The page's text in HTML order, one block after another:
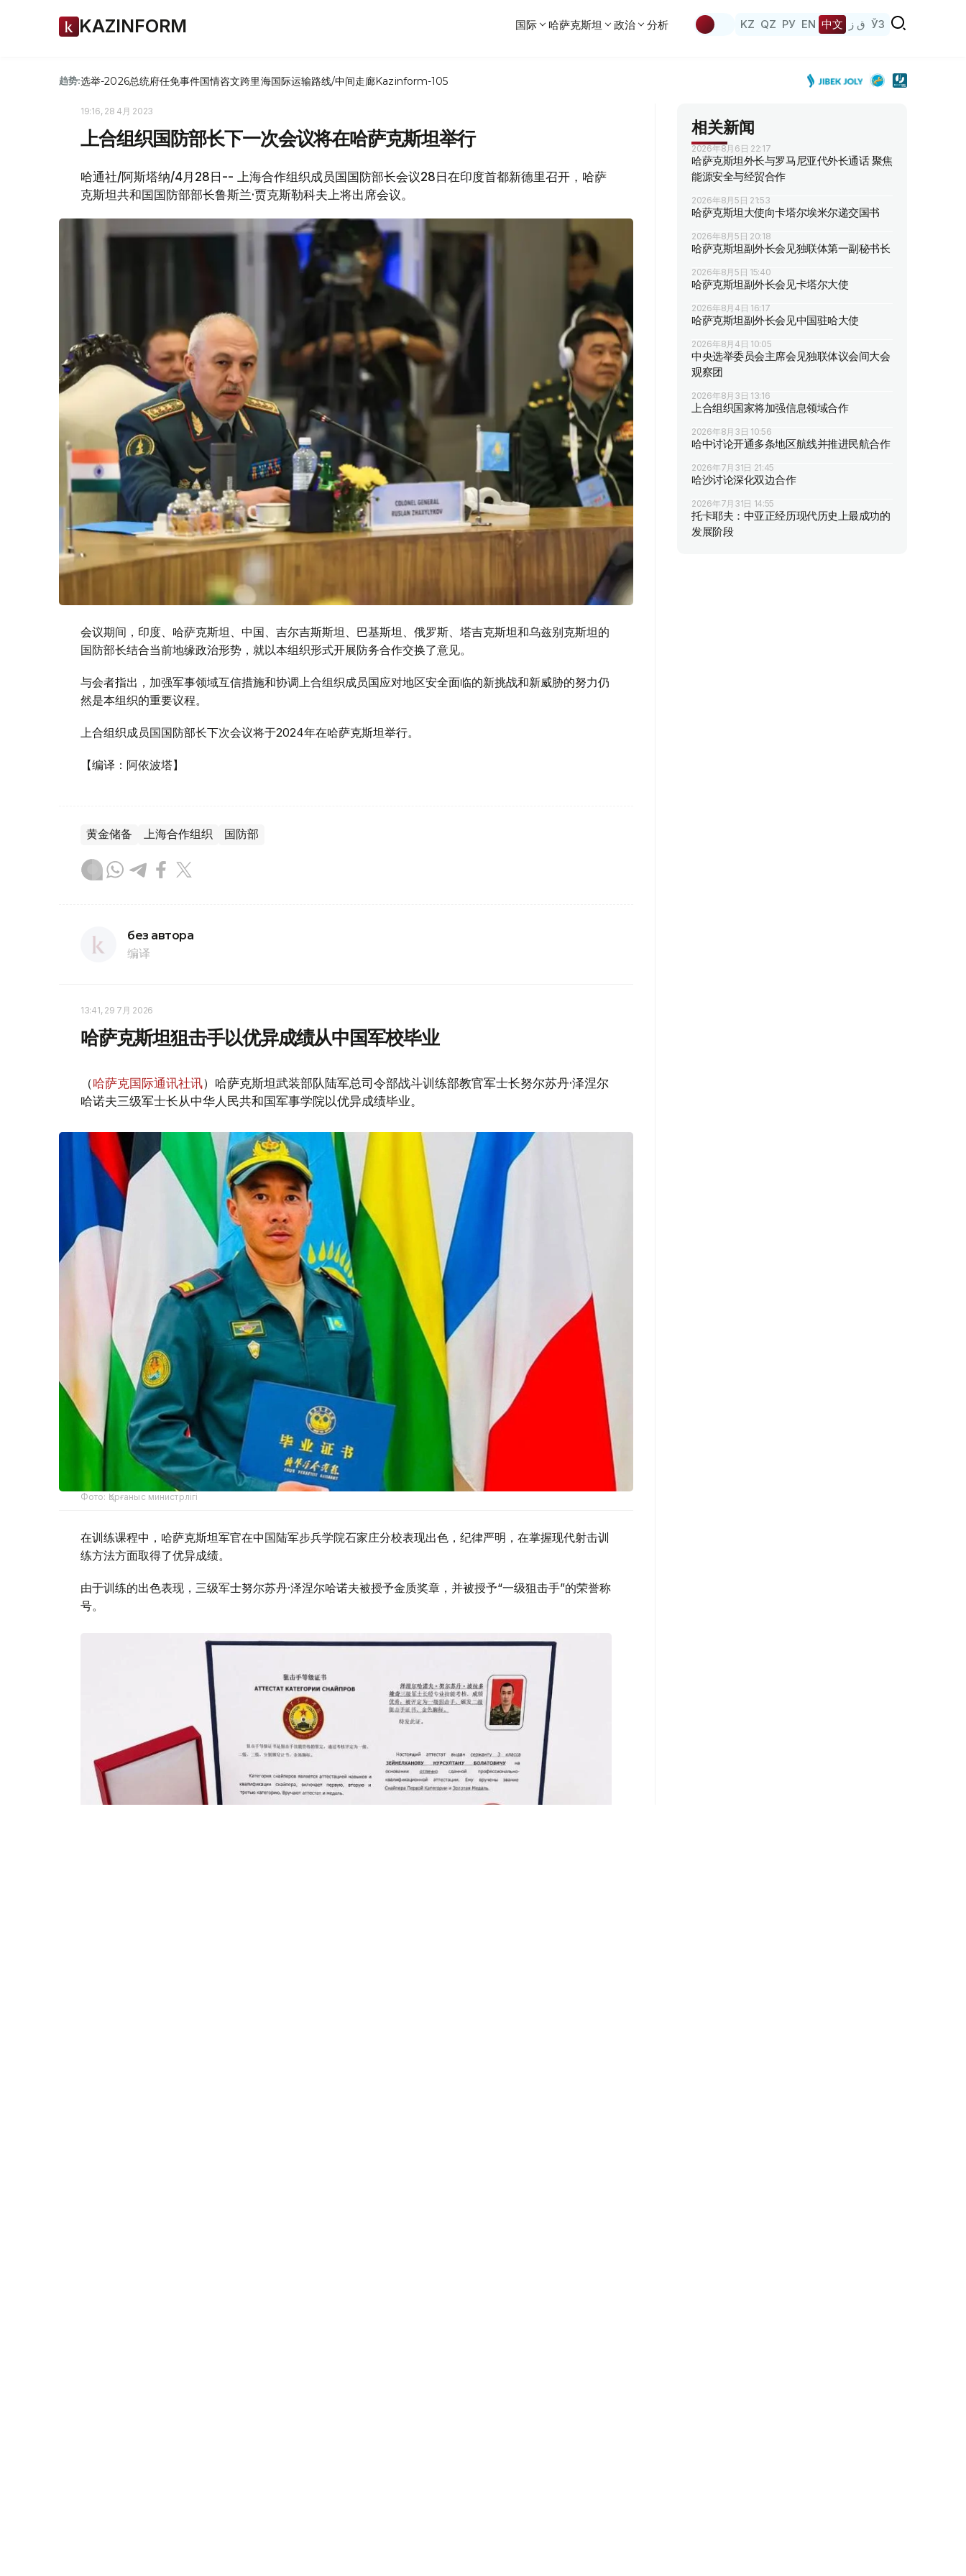
KAZINFORM 国际 哈萨克斯坦 政治 分析 KZ QZ РУ EN 中文 ق ز ЎЗ
趋势:选举-2026总统府任免事件国情咨文跨里海国际运输路线/中间走廊Kazinform-105
19:16, 28 4月 2023
上合组织国防部长下一次会议将在哈萨克斯坦举行
哈通社/阿斯塔纳/4月28日-- 上海合作组织成员国国防部长会议28日在印度首都新德里召开，哈萨
克斯坦共和国国防部部长鲁斯兰·贾克斯勒科夫上将出席会议。
会议期间，印度、哈萨克斯坦、中国、吉尔吉斯斯坦、巴基斯坦、俄罗斯、塔吉克斯坦和乌兹别克斯坦的
国防部长结合当前地缘政治形势，就以本组织形式开展防务合作交换了意见。
与会者指出，加强军事领域互信措施和协调上合组织成员国应对地区安全面临的新挑战和新威胁的努力仍
然是本组织的重要议程。
上合组织成员国国防部长下次会议将于2024年在哈萨克斯坦举行。
【编译：阿依波塔】
黄金储备 上海合作组织 国防部
без автора
编译
13:41, 29 7月 2026
哈萨克斯坦狙击手以优异成绩从中国军校毕业
（哈萨克国际通讯社讯）哈萨克斯坦武装部队陆军总司令部战斗训练部教官军士长努尔苏丹·泽涅尔
哈诺夫三级军士长从中华人民共和国军事学院以优异成绩毕业。
Фото: Қорғаныс министрлігі
在训练课程中，哈萨克斯坦军官在中国陆军步兵学院石家庄分校表现出色，纪律严明，在掌握现代射击训
练方法方面取得了优异成绩。
由于训练的出色表现，三级军士努尔苏丹·泽涅尔哈诺夫被授予金质奖章，并被授予“一级狙击手”的荣誉称
号。
相关新闻
2026年8月6日 22:17
哈萨克斯坦外长与罗马尼亚代外长通话 聚焦
能源安全与经贸合作
2026年8月5日 21:53
哈萨克斯坦大使向卡塔尔埃米尔递交国书
2026年8月5日 20:18
哈萨克斯坦副外长会见独联体第一副秘书长
2026年8月5日 15:40
哈萨克斯坦副外长会见卡塔尔大使
2026年8月4日 16:17
哈萨克斯坦副外长会见中国驻哈大使
2026年8月4日 10:05
中央选举委员会主席会见独联体议会间大会
观察团
2026年8月3日 13:16
上合组织国家将加强信息领域合作
2026年8月3日 10:56
哈中讨论开通多条地区航线并推进民航合作
2026年7月31日 21:45
哈沙讨论深化双边合作
2026年7月31日 14:55
托卡耶夫：中亚正经历现代历史上最成功的
发展阶段